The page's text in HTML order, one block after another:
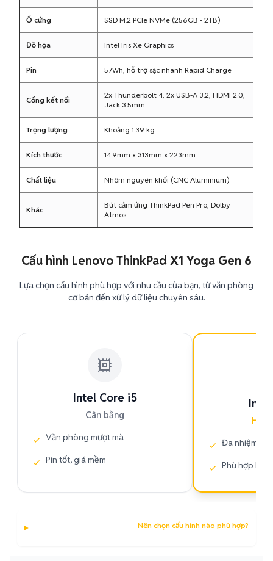
Ổ cứng SSD M.2 PCIe NVMe (256GB - 2TB)
Đồ họa Intel Iris Xe Graphics
Pin 57Wh, hỗ trợ sạc nhanh Rapid Charge
Cổng kết nối
2x Thunderbolt 4, 2x USB-A 3.2, HDMI 2.0,
Jack 3.5mm
Trọng lượng Khoảng 1.39 kg
Kích thước 14.9mm x 313mm x 223mm
Chất liệu Nhôm nguyên khối (CNC Aluminium)
Khác
Bút cảm ứng ThinkPad Pen Pro, Dolby
Atmos
Cấu hình Lenovo ThinkPad X1 Yoga Gen 6
Lựa chọn cấu hình phù hợp với nhu cầu của bạn, từ văn phòng
cơ bản đến xử lý dữ liệu chuyên sâu.
Intel Core i5
Cân bằng
Văn phòng mượt mà
Pin tốt, giá mềm
Hiệu
Đa nhiệm, xử
Phù hợp kỹ
Nên chọn cấu hình nào phù hợp?